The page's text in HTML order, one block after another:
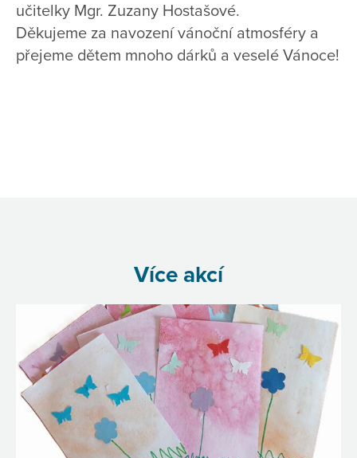
učitelky Mgr. Zuzany Hostašové.
Děkujeme za navození vánoční atmosféry a
přejeme dětem mnoho dárků a veselé Vánoce!
Více akcí